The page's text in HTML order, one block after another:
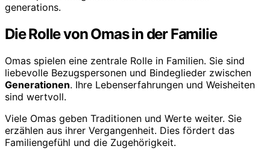
Die Rolle von Omas in der Familie
Omas spielen eine zentrale Rolle in Familien. Sie sind
liebevolle Bezugspersonen und Bindeglieder zwischen
Generationen. Ihre Lebenserfahrungen und Weisheiten
sind wertvoll.
Viele Omas geben Traditionen und Werte weiter. Sie
erzählen aus ihrer Vergangenheit. Dies fördert das
Familiengefühl und die Zugehörigkeit.